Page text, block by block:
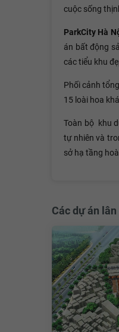
cuộc sống
ParkCity Hà
án bất động
các tiểu khu
Phối cảnh
15 loài hoa
Toàn bộ khu
tự nhiên và
sở hạ tầng
Các dự án lân